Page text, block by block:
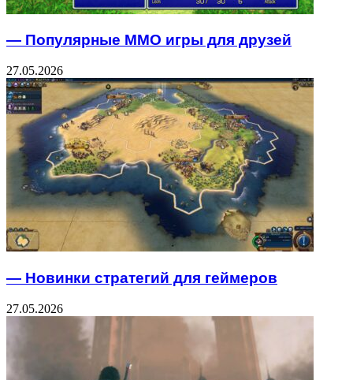
— Популярные MMO игры для друзей
27.05.2026
— Новинки стратегий для геймеров
27.05.2026